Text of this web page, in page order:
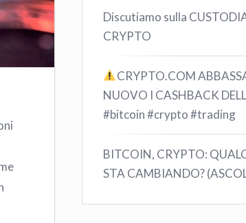
Discutiamo sulla
CRYPTO
CRYPTO.COM
NUOVO I CASHBACK
#bitcoin #crypto #trading
BITCOIN, CRYPTO:
STA CAMBIANDO?